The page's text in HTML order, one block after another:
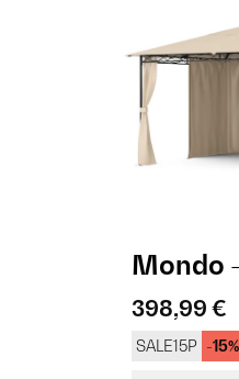
Mondo
398,99 €
SALE15P -15%